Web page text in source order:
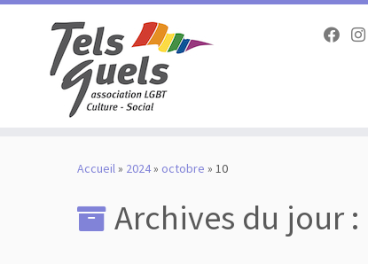
Accueil» 2024» octobre » 10
Archives du jour :